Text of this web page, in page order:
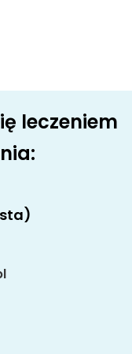
leczeniem